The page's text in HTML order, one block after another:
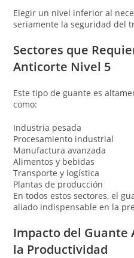
Elegir un nivel inferior al
seriamente la seguridad del
Sectores que
Anticorte Nivel 5
Este tipo de guante es
como:
Industria pesada
Procesamiento industrial
Manufactura avanzada
Alimentos y bebidas
Transporte y logística
Plantas de producción
En todos estos sectores, el
aliado indispensable en la
Impacto del
la Productividad